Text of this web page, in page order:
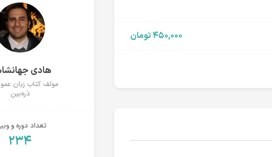
۴۵۰,۰۰۰ تومان
هادی
مولف کتاب زبان
ذره‌بین
تعداد دوره و
۲۳۴